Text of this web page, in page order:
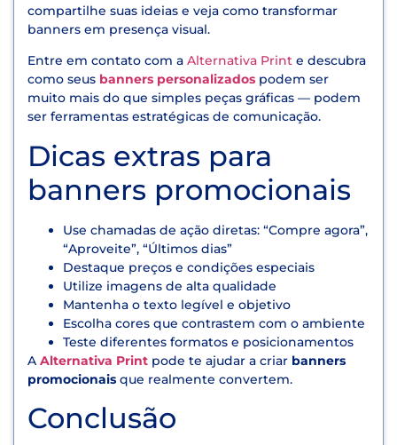
compartilhe suas ideias e veja como transformar
banners em presença visual.
Entre em contato com a Alternativa Print e descubra
como seus banners personalizados podem ser
muito mais do que simples peças gráficas — podem
ser ferramentas estratégicas de comunicação.
Dicas extras para
banners promocionais
Use chamadas de ação diretas: “Compre agora”,
“Aproveite”, “Últimos dias”
Destaque preços e condições especiais
Utilize imagens de alta qualidade
Mantenha o texto legível e objetivo
Escolha cores que contrastem com o ambiente
Teste diferentes formatos e posicionamentos
A Alternativa Print pode te ajudar a criar banners
promocionais que realmente convertem.
Conclusão